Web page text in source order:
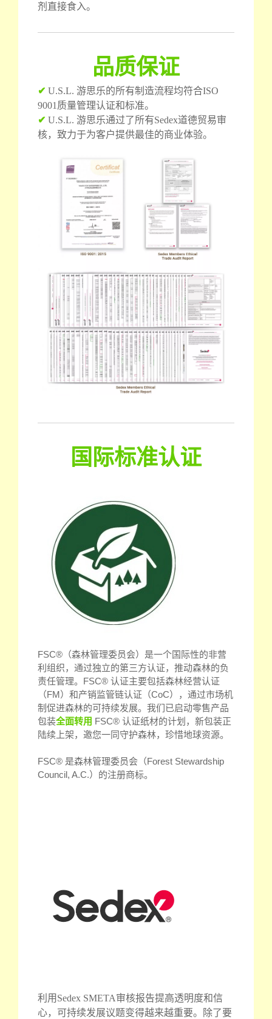
剂直接食入。
品质保证
✔ U.S.L. 游思乐的所有制造流程均符合ISO
9001质量管理认证和标准。
✔ U.S.L. 游思乐通过了所有Sedex道德贸易审
核，致力于为客户提供最佳的商业体验。
国际标准认证
FSC®（森林管理委员会）是一个国际性的非营
利组织，通过独立的第三方认证，推动森林的负
责任管理。FSC® 认证主要包括森林经营认证
（FM）和产销监管链认证（CoC），通过市场机
制促进森林的可持续发展。我们已启动零售产品
包装全面转用 FSC® 认证纸材的计划，新包装正
陆续上架，邀您一同守护森林，珍惜地球资源。
FSC® 是森林管理委员会（Forest Stewardship
Council, A.C.）的注册商标。
利用Sedex SMETA审核报告提高透明度和信
心，可持续发展议题变得越来越重要。除了要